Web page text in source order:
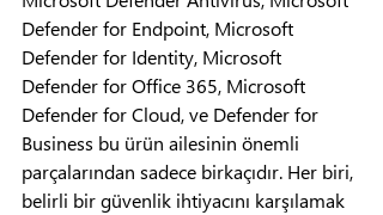
Defender for Endpoint, Microsoft
Defender for Identity, Microsoft
Defender for Office 365, Microsoft
Defender for Cloud, ve Defender for
Business bu ürün ailesinin önemli
parçalarından sadece birkaçıdır. Her biri,
belirli bir güvenlik ihtiyacını karşılamak